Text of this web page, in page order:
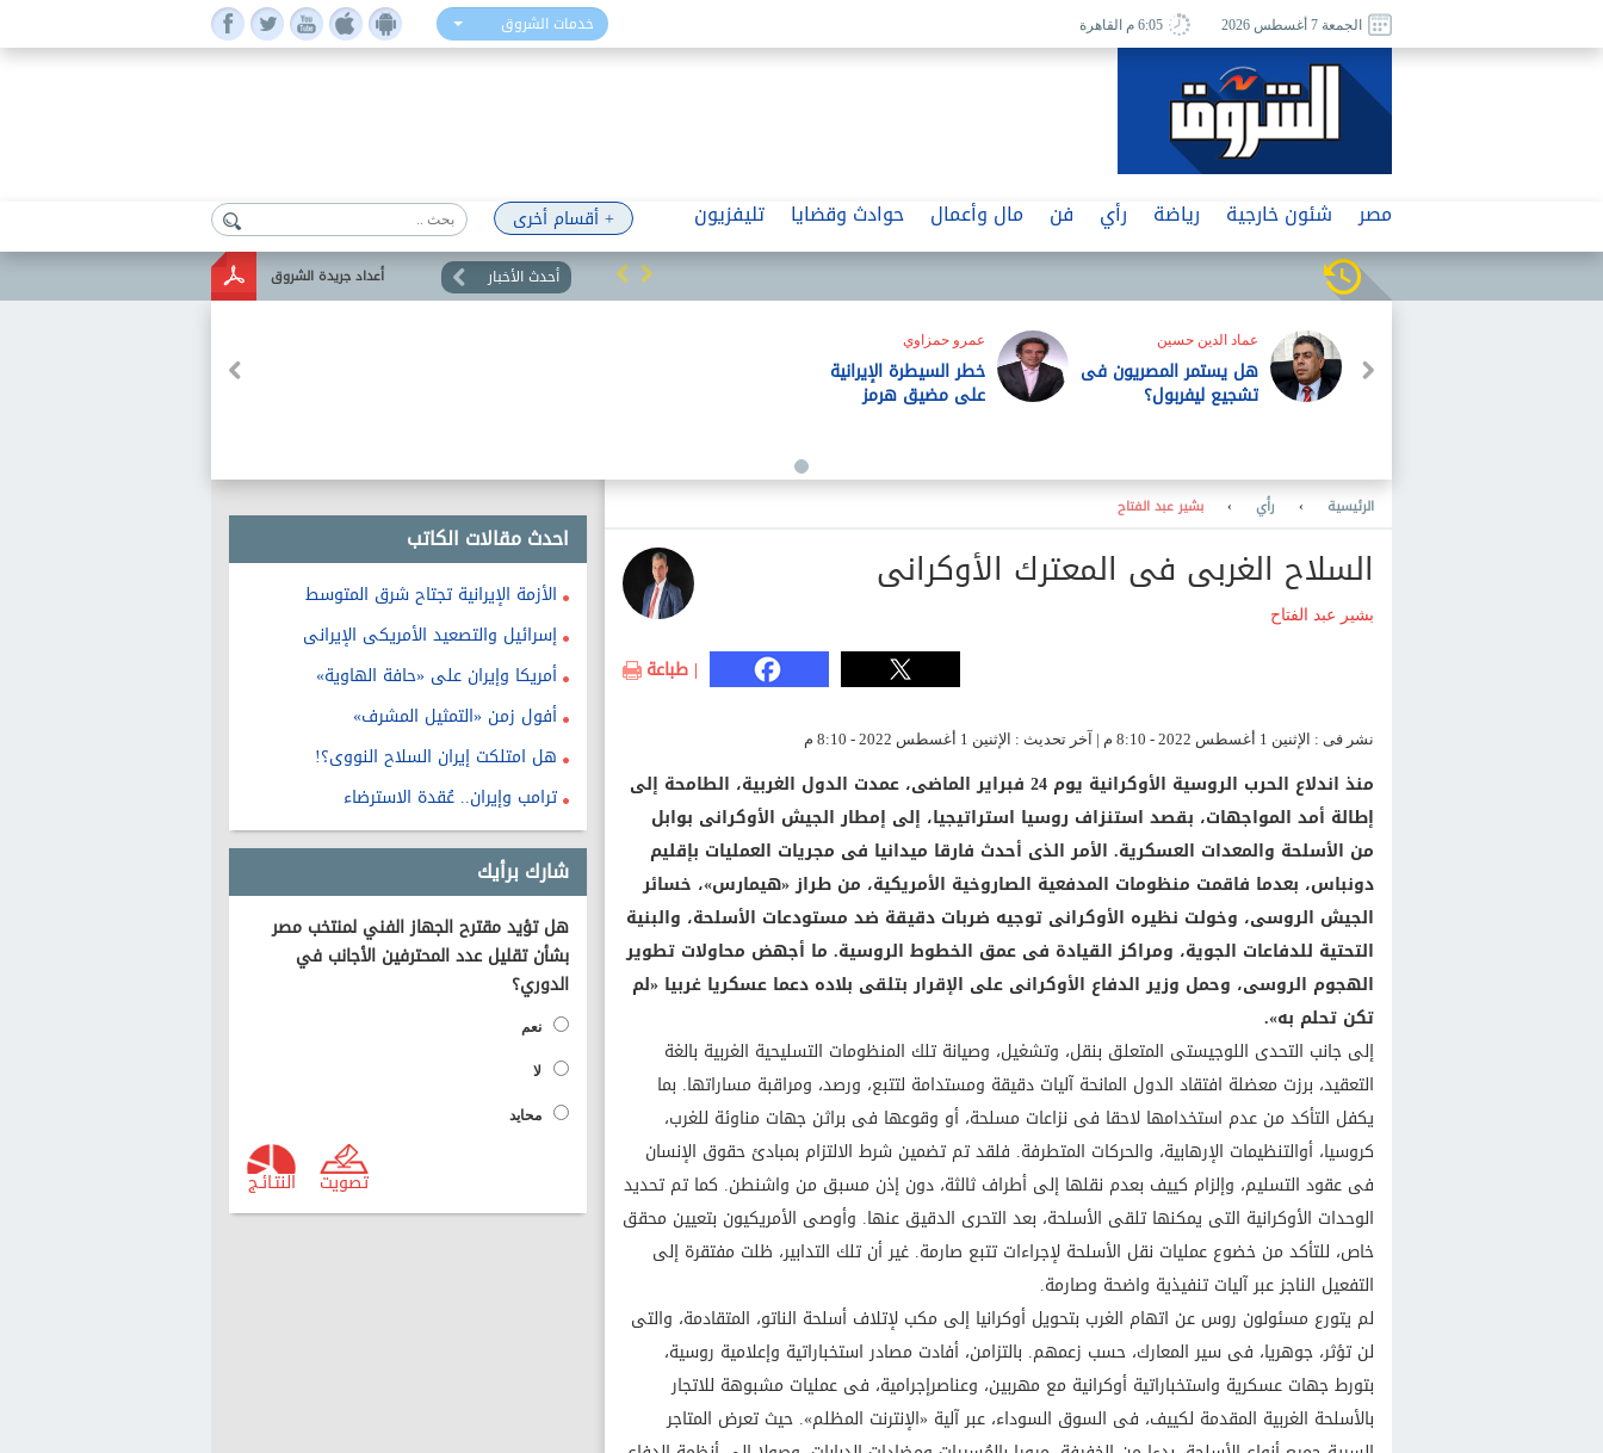
خدمات الشروق الجمعة 7 أغسطس 2026 6:05 م القاهرة
+ أقسام أخرى مصر شئون خارجية رياضة رأي فن مال وأعمال حوادث وقضايا تليفزيون
أعداد جريدة الشروق أحدث الأخبار
عماد الدين حسين
هل يستمر المصريون فى
تشجيع ليفربول؟
عمرو حمزاوي
خطر السيطرة الإيرانية
على مضيق هرمز
احدث مقالات الكاتب
الأزمة الإيرانية تجتاح شرق المتوسط
إسرائيل والتصعيد الأمريكى الإيرانى
أمريكا وإيران على «حافة الهاوية»
أفول زمن «التمثيل المشرف»
هل امتلكت إيران السلاح النووى؟!
ترامب وإيران.. عُقدة الاسترضاء
شارك برأيك
هل تؤيد مقترح الجهاز الفني لمنتخب مصر
بشأن تقليل عدد المحترفين الأجانب في
الدوري؟
نعم
لا
محايد
النتـائـج تصويت
الرئيسية › رأي › بشير عبد الفتاح
السلاح الغربى فى المعترك الأوكرانى
بشير عبد الفتاح
| طباعة
نشر فى : الإثنين 1 أغسطس 2022 - 8:10 م | آخر تحديث : الإثنين 1 أغسطس 2022 - 8:10 م
منذ اندلاع الحرب الروسية الأوكرانية يوم 24 فبراير الماضى، عمدت الدول الغربية، الطامحة إلى
إطالة أمد المواجهات، بقصد استنزاف روسيا استراتيجيا، إلى إمطار الجيش الأوكرانى بوابل
من الأسلحة والمعدات العسكرية. الأمر الذى أحدث فارقا ميدانيا فى مجريات العمليات بإقليم
دونباس، بعدما فاقمت منظومات المدفعية الصاروخية الأمريكية، من طراز «هيمارس»، خسائر
الجيش الروسى، وخولت نظيره الأوكرانى توجيه ضربات دقيقة ضد مستودعات الأسلحة، والبنية
التحتية للدفاعات الجوية، ومراكز القيادة فى عمق الخطوط الروسية. ما أجهض محاولات تطوير
الهجوم الروسى، وحمل وزير الدفاع الأوكرانى على الإقرار بتلقى بلاده دعما عسكريا غربيا «لم
تكن تحلم به».
إلى جانب التحدى اللوجيستى المتعلق بنقل، وتشغيل، وصيانة تلك المنظومات التسليحية الغربية بالغة
التعقيد، برزت معضلة افتقاد الدول المانحة آليات دقيقة ومستدامة لتتبع، ورصد، ومراقبة مساراتها. بما
يكفل التأكد من عدم استخدامها لاحقا فى نزاعات مسلحة، أو وقوعها فى براثن جهات مناوئة للغرب،
كروسيا، أوالتنظيمات الإرهابية، والحركات المتطرفة. فلقد تم تضمين شرط الالتزام بمبادئ حقوق الإنسان
فى عقود التسليم، وإلزام كييف بعدم نقلها إلى أطراف ثالثة، دون إذن مسبق من واشنطن. كما تم تحديد
الوحدات الأوكرانية التى يمكنها تلقى الأسلحة، بعد التحرى الدقيق عنها. وأوصى الأمريكيون بتعيين محقق
خاص، للتأكد من خضوع عمليات نقل الأسلحة لإجراءات تتبع صارمة. غير أن تلك التدابير، ظلت مفتقرة إلى
التفعيل الناجز عبر آليات تنفيذية واضحة وصارمة.
لم يتورع مسئولون روس عن اتهام الغرب بتحويل أوكرانيا إلى مكب لإتلاف أسلحة الناتو، المتقادمة، والتى
لن تؤثر، جوهريا، فى سير المعارك، حسب زعمهم. بالتزامن، أفادت مصادر استخباراتية وإعلامية روسية،
بتورط جهات عسكرية واستخباراتية أوكرانية مع مهربين، وعناصرإجرامية، فى عمليات مشبوهة للاتجار
بالأسلحة الغربية المقدمة لكييف، فى السوق السوداء، عبر آلية «الإنترنت المظلم». حيث تعرض المتاجر